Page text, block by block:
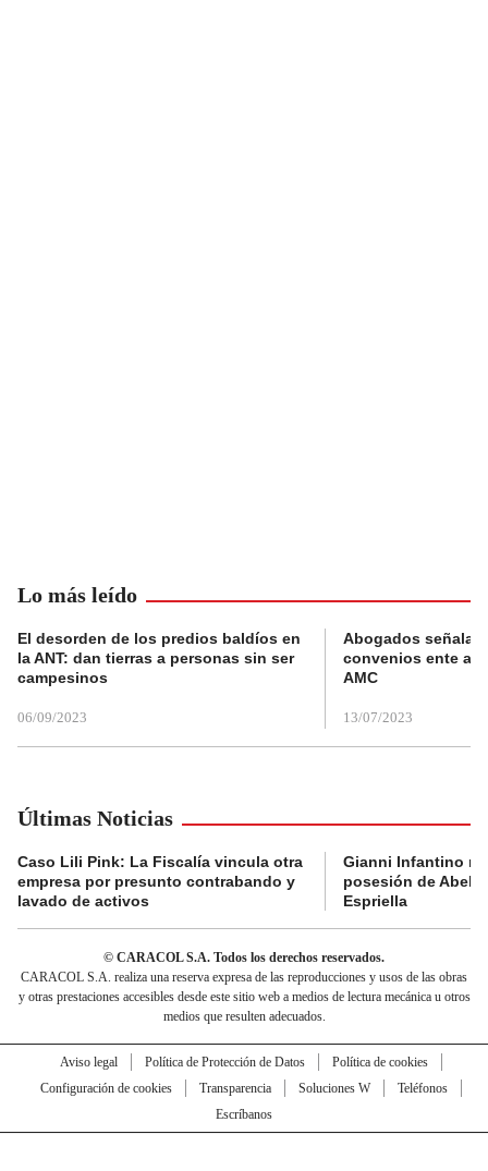
Lo más leído
El desorden de los predios baldíos en
la ANT: dan tierras a personas sin ser
campesinos
06/09/2023
Abogados
convenios ente
AMC
13/07/2023
Últimas Noticias
Caso Lili Pink: La Fiscalía vincula otra
empresa por presunto contrabando y
lavado de activos
Gianni Infantino
posesión de
Espriella
© CARACOL S.A. Todos los derechos reservados.
CARACOL S.A. realiza una reserva expresa de las reproducciones y usos de las obras
y otras prestaciones accesibles desde este sitio web a medios de lectura mecánica u otros
medios que resulten adecuados.
Aviso legal Política de Protección de Datos
Política de cookies
Configuración de cookies
Transparencia Soluciones W
Teléfonos
Escríbanos